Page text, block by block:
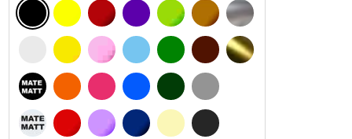
NEGRO
BLANCO
NEGRO MATE
BLANCO MATE
AMARILLO
AMARILLO SENAL
NARANJA
ROJO
BURDEOS
ROSA
FUCSIA
LILA
MORADO
AZUL CIELO
AZUL
AZUL MARINO
VERDE CLARO
VERDE
VERDE OSCURO
BEIGE
AVELLANA
CHOCOLATE
GRIS
GRIS OSCURO
PLATA
ORO